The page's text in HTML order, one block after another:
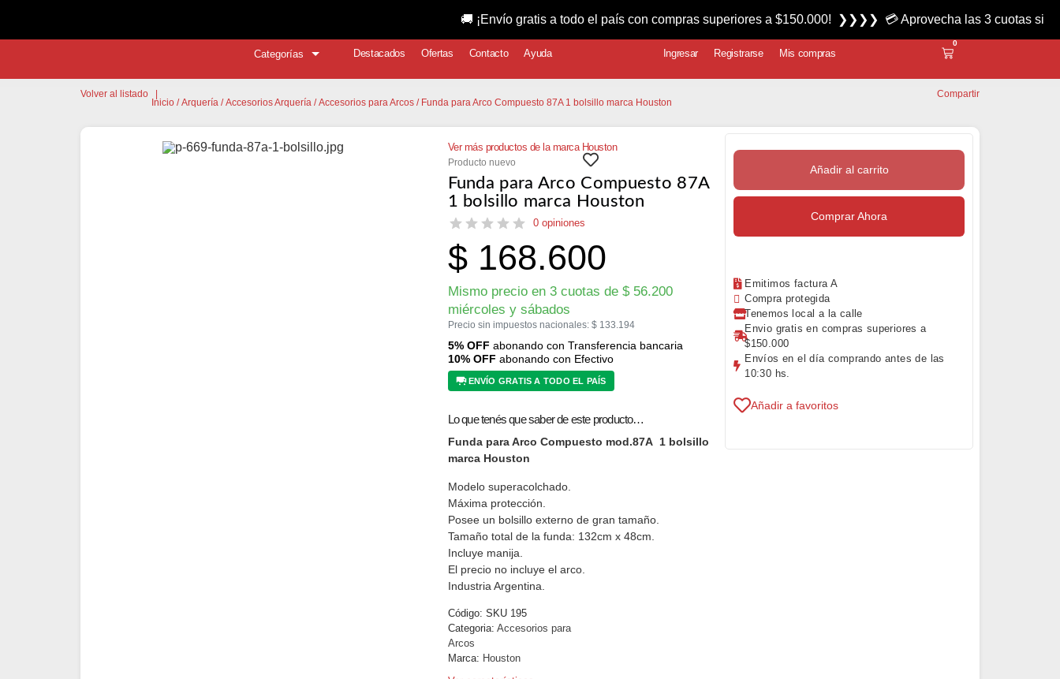
Categorías Destacados Ofertas Contacto Ayuda Ingresar Registrarse Mis compras
0
Volver al listado
Inicio /Arquería /Accesorios Arquería /Accesorios para Arcos / Funda para Arco Compuesto 87A 1 bolsillo marca Houston
Compartir
Ver más productos de la marca Houston
Producto nuevo
Funda para Arco Compuesto 87A
1 bolsillo marca Houston
0 opiniones
$168.600
Mismo precio en 3 cuotas de $56.200
miércoles y sábados
Precio sin impuestos nacionales: $133.194
5% OFF abonando con Transferencia bancaria
10% OFF abonando con Efectivo
ENVÍO GRATIS A TODO EL PAÍS
Lo que tenés que saber de este producto…
Funda para Arco Compuesto mod.87A 1 bolsillo
marca Houston
Modelo superacolchado.
Máxima protección.
Posee un bolsillo externo de gran tamaño.
Tamaño total de la funda: 132cm x 48cm.
Incluye manija.
El precio no incluye el arco.
Industria Argentina.
Código: SKU 195
Categoria: Accesorios para
Arcos
Marca: Houston
Añadir al carrito
Comprar Ahora
Emitimos factura A
Compra protegida
Tenemos local a la calle
Envio gratis en compras superiores a
$150.000
Envíos en el día comprando antes de las
10:30 hs.
Añadir a favoritos
🚚 ¡Envío gratis a todo el país con compras superiores a $150.000! ❯❯❯❯ 💳 Aprovecha las 3 cuotas sin interés